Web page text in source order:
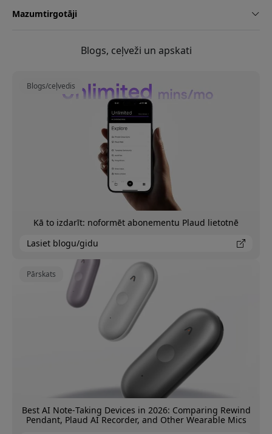
Mazumtirgotāji
Blogs, ceļveži un apskati
Blogs/ceļvedis
Kā to izdarīt: noformēt abonementu Plaud lietotnē
Lasiet blogu/gidu
Pārskats
Best AI Note‑Taking Devices in 2026: Comparing Rewind
Pendant, Plaud AI Recorder, and Other Wearable Mics